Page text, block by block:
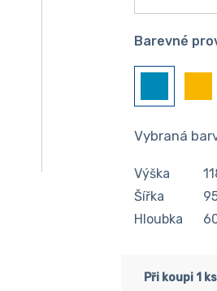
Barevné
Vybraná
Výška
Šířka
Hloubka
Při koupi 1 ks